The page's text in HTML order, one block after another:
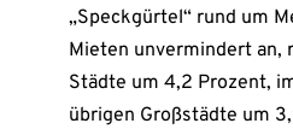
„Speckgürtel“ rund um
Mieten unvermindert an,
Städte um 4,2 Prozent,
übrigen Großstädte um